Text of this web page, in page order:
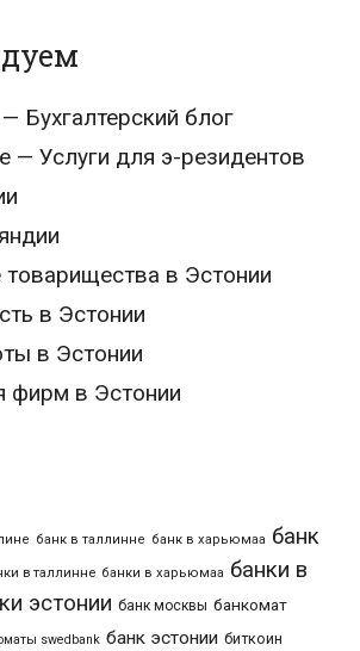
Бухгалтерский блог
— Услуги для э-резидентов
в Эстонии
в Эстонии
в Эстонии
фирм в Эстонии
банк в таллинне банк в харьюмаа банк
в таллинне банки в харьюмаа банки в
эстонии банк москвы банкомат
swedbank банк эстонии биткоин